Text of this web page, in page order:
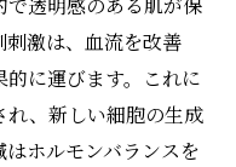
激は、血流を改善
に運びます。これに
れ、新しい細胞の生成
ホルモンバランスを